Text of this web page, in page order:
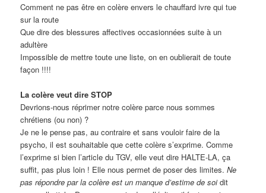
Comment ne pas être en colère envers le chauffard ivre qui tue
sur la route
Que dire des blessures affectives occasionnées suite à un
adultère
Impossible de mettre toute une liste, on en oublierait de toute
façon !!!!
La colère veut dire STOP
Devrions-nous réprimer notre colère parce nous sommes
chrétiens (ou non) ?
Je ne le pense pas, au contraire et sans vouloir faire de la
psycho, il est souhaitable que cette colère s’exprime. Comme
l’exprime si bien l’article du TGV, elle veut dire HALTE-LA, ça
suffit, pas plus loin ! Elle nous permet de poser des limites.Ne
pas répondre par la colère est un manque d’estime de soidit